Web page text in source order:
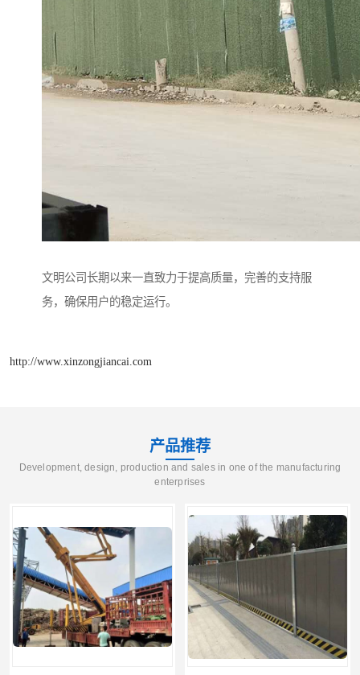
文明公司长期以来一直致力于提高质量，完善的支持服
务，确保用户的稳定运行。
http://www.xinzongjiancai.com
产品推荐
Development, design, production and sales in one of the manufacturing
enterprises